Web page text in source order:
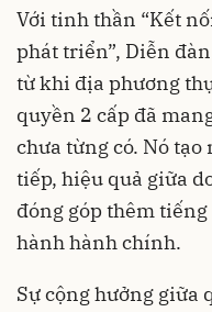
Với tinh thần “Kết
phát triển”, Diễn
từ khi địa phương
quyền 2 cấp đã
chưa từng có. Nó
tiếp, hiệu quả giữa
đóng góp thêm
hành hành chính.
Sự cộng hưởng giữa